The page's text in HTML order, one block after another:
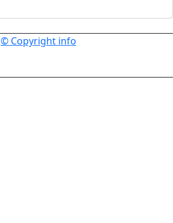
© Copyright info